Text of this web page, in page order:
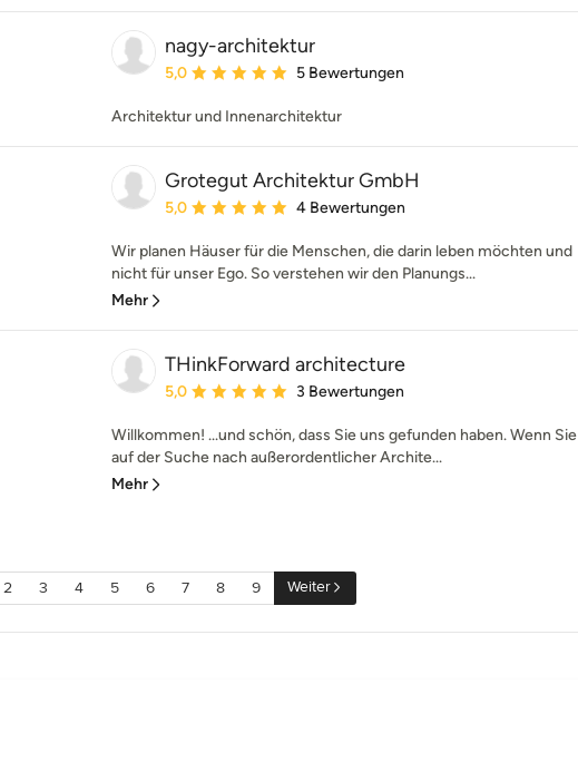
nagy-architektur
Durchschnittliche Bewertung: 5 von 5 Sternen
5,0 5 Bewertungen
Architektur und Innenarchitektur
Grotegut Architektur GmbH
Durchschnittliche Bewertung: 5 von 5 Sternen
5,0 4 Bewertungen
Wir planen Häuser für die Menschen, die darin leben möchten und
nicht für unser Ego. So verstehen wir den Planungs...
Mehr
THinkForward architecture
Durchschnittliche Bewertung: 5 von 5 Sternen
5,0 3 Bewertungen
Willkommen! ...und schön, dass Sie uns gefunden haben. Wenn Sie
auf der Suche nach außerordentlicher Archite...
Mehr
2 3 4 5 6 7 8 9 Weiter